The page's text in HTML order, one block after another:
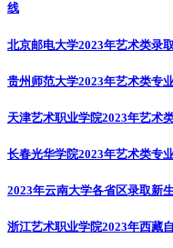
线
北京邮电大学2023年艺术类录
贵州师范大学2023年艺术类专
天津艺术职业学院2023年艺术
长春光华学院2023年艺术类专
2023年云南大学各省区录取新
浙江艺术职业学院2023年西藏